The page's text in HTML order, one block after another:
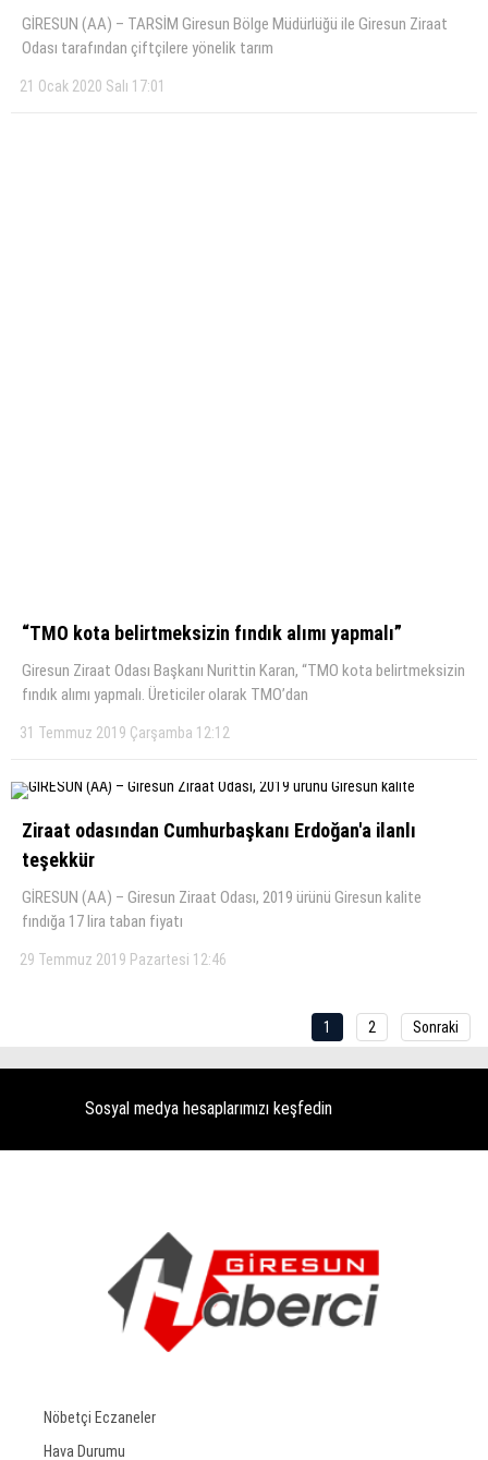
GİRESUN (AA) – TARSİM Giresun Bölge Müdürlüğü ile Giresun Ziraat
Odası tarafından çiftçilere yönelik tarım
21 Ocak 2020 Salı 17:01
“TMO kota belirtmeksizin fındık alımı yapmalı”
Giresun Ziraat Odası Başkanı Nurittin Karan, “TMO kota belirtmeksizin
fındık alımı yapmalı. Üreticiler olarak TMO’dan
31 Temmuz 2019 Çarşamba 12:12
Ziraat odasından Cumhurbaşkanı Erdoğan'a ilanlı
teşekkür
GİRESUN (AA) – Giresun Ziraat Odası, 2019 ürünü Giresun kalite
fındığa 17 lira taban fiyatı
29 Temmuz 2019 Pazartesi 12:46
1 2 Sonraki
Sosyal medya hesaplarımızı keşfedin
Nöbetçi Eczaneler
Hava Durumu